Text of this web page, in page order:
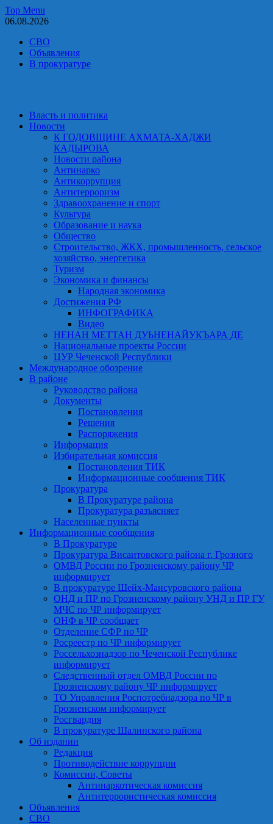
Skip
to
Top Menu
06.08.2026
СВО
Объявления
В прокуратуре
Власть и политика
Новости
К ГОДОВЩИНЕ АХМАТА-ХАДЖИ
КАДЫРОВА
Новости района
Антинарко
Антикоррупция
Антитерроризм
Здравоохранение и спорт
Культура
Образование и наука
Общество
Строительство, ЖКХ, промышленность, сельское
хозяйство, энергетика
Туризм
Экономика и финансы
Народная экономика
Достижения РФ
ИНФОГРАФИКА
Видео
НЕНАН МЕТТАН ДУЬНЕНАЙУКЪАРА ДЕ
Национальные проекты России
ЦУР Чеченской Республики
Международное обозрение
В районе
Руководство района
Документы
Постановления
Решения
Распоряжения
Информация
Избирательная комиссия
Постановления ТИК
Информационные сообщения ТИК
Прокуратура
В Прокуратуре района
Прокуратура разъясняет
Населенные пункты
Информационные сообщения
В Прокуратуре
Прокуратура Висаитовского района г. Грозного
ОМВД России по Грозненскому району ЧР
информирует
В прокуратуре Шейх-Мансуровского района
ОНД и ПР по Грозненскому району УНД и ПР ГУ
МЧС по ЧР информирует
ОНФ в ЧР сообщает
Отделение СФР по ЧР
Росреестр по ЧР информирует
Россельхознадзор по Чеченской Республике
информирует
Следственный отдел ОМВД России по
Грозненскому району ЧР информирует
ТО Управления Роспотребнадзора по ЧР в
Грозненском информирует
Росгвардия
В прокуратуре Шалинского района
Об издании
Редакция
Противодействие коррупции
Комиссии, Советы
Антинаркотическая комиссия
Антитеррористическая комиссия
Объявления
СВО